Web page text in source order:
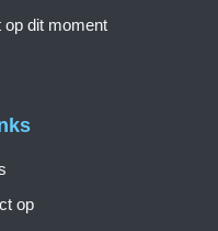
op
op dit moment